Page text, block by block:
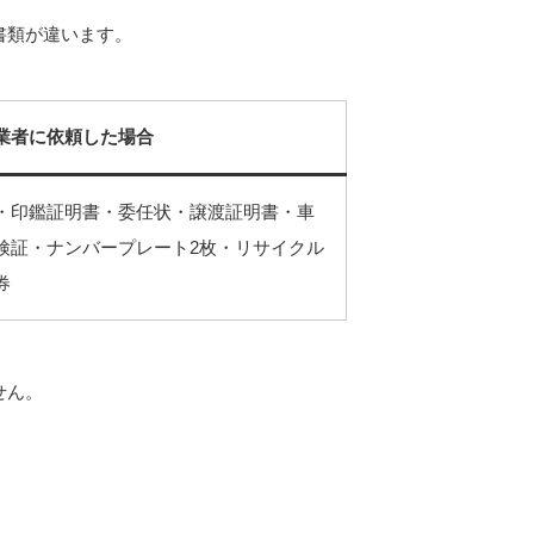
が違います。
者に依頼した場合
印鑑証明書・委任状・譲渡証明書・車
証・ナンバープレート2枚・リサイクル
。